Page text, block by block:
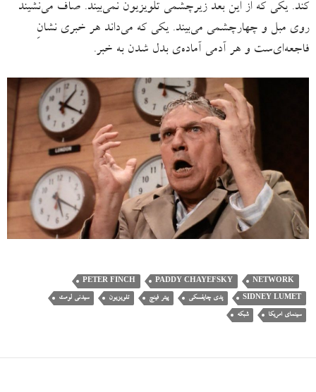
کند. یکی که از این بعد زیرچشمی تلویزیون نمی‌بیند. صاف می‌نشیند
روی مبل و چهارچشمی می‌بیند. یکی که می‌داند هر خبری نشانِ
فاجعه‌ای‌ست و هر آدمی آماده‌ی بدل شدن به خبر.
NETWORK
PADDY CHAYEFSKY
PETER FINCH
SIDNEY LUMET پدی چایفسکی پیتر فینچ تلویزیون سیدنی لومت
سینمای امریکا شبکه